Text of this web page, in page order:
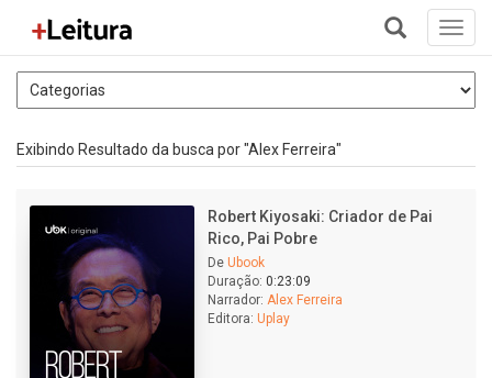
+
Exibindo Resultado da busca por "Alex Ferreira"
Robert Kiyosaki: Criador de Pai
Rico, Pai Pobre
De Ubook
Duração: 0:23:09
Narrador: Alex Ferreira
Editora: Uplay